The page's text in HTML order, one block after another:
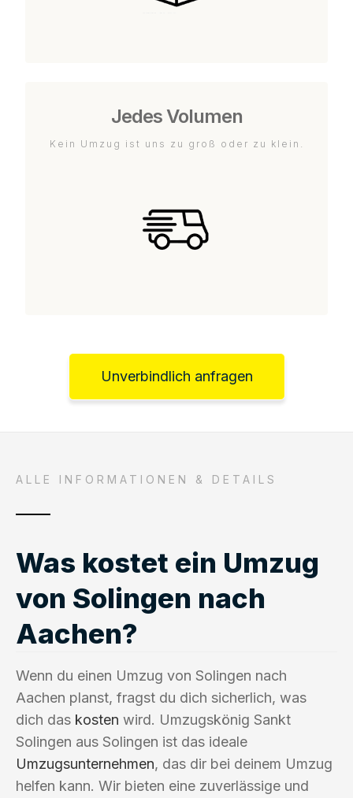
Jedes Volumen
Kein Umzug ist uns zu groß oder zu klein.
Unverbindlich anfragen
ALLE INFORMATIONEN & DETAILS
Was kostet ein Umzug
von Solingen nach
Aachen?
Wenn du einen Umzug von Solingen nach
Aachen planst, fragst du dich sicherlich, was
dich das kosten wird. Umzugskönig Sankt
Solingen aus Solingen ist das ideale
Umzugsunternehmen, das dir bei deinem Umzug
helfen kann. Wir bieten eine zuverlässige und